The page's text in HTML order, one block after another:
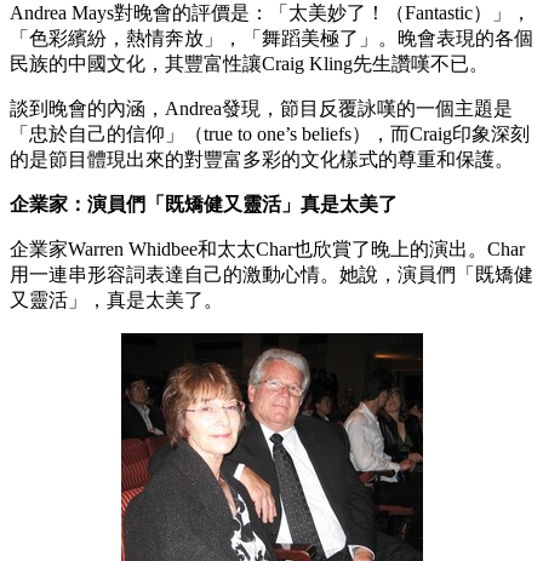
Andrea Mays對晚會的評價是：「太美妙了！（Fantastic）」，
「色彩繽紛，熱情奔放」，「舞蹈美極了」。晚會表現的各個
民族的中國文化，其豐富性讓Craig Kling先生讚嘆不已。
談到晚會的內涵，Andrea發現，節目反覆詠嘆的一個主題是
「忠於自己的信仰」（true to one’s beliefs），而Craig印象深刻
的是節目體現出來的對豐富多彩的文化樣式的尊重和保護。
企業家：演員們「既矯健又靈活」真是太美了
企業家Warren Whidbee和太太Char也欣賞了晚上的演出。Char
用一連串形容詞表達自己的激動心情。她說，演員們「既矯健
又靈活」，真是太美了。